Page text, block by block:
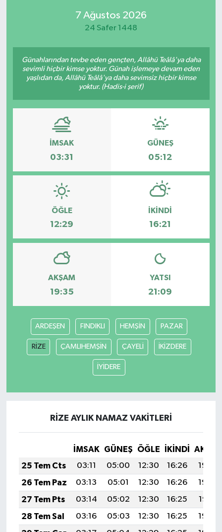
7 Ağustos 2026
24 Safer 1448
Günahlarından tevbe eden gençten, Allâhü Teâlâ'ya daha
sevimli hiçbir kimse yoktur. Günah işlemeye devam eden
yaşlıdan da, Allâhü Teâlâ'ya daha sevimsiz hiçbir kimse
yoktur. (Hadis-i şerif)
İMSAK
03:31
GÜNEŞ
05:12
ÖĞLE
12:29
İKINDI
16:21
AKŞAM
19:35
YATSI
21:09
ARDEŞEN FINDIKLI HEMŞİN PAZAR
RİZE ÇAMLIHEMŞİN ÇAYELİ İKİZDERE
İYİDERE
RİZE AYLIK NAMAZ VAKITLERI
İMSAK GÜNEŞ ÖĞLE İKINDI
25 Tem Cts
03:11 05:00 12:30 16:26
19:49
26 Tem Paz
03:13 05:01 12:30 16:26
19:48
27 Tem Pts
03:14 05:02 12:30 16:25
19:47
28 Tem Sal
03:16 05:03 12:30 16:25
19:46
FRAGMANLAR